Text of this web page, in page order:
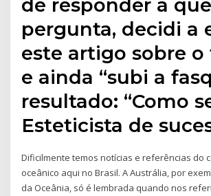
de responder a
pergunta, decidi a
este artigo sobre
e ainda “subi a
resultado: “Como
Esteticista de
Dificilmente temos notícias e referências do
oceânico aqui no Brasil. A Austrália, por
da Oceânia, só é lembrada quando nos